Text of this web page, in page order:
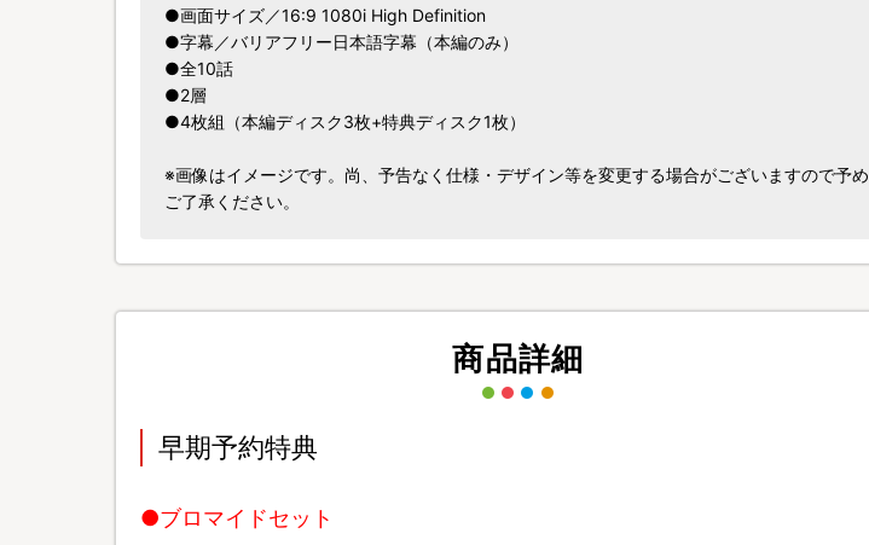
●画面サイズ／16:9 1080i High Definition
●字幕／バリアフリー日本語字幕（本編のみ）
●全10話
●2層
●4枚組（本編ディスク3枚+特典ディスク1枚）
※画像はイメージです。尚、予告なく仕様・デザイン等を変更する場合がございますので予め
ご了承ください。
商品詳細
早期予約特典
●ブロマイドセット